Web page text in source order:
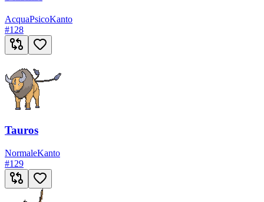
AcquaPsicoKanto
#128
Tauros
NormaleKanto
#129